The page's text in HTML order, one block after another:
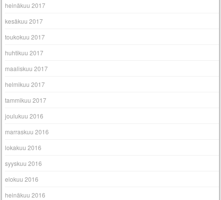
heinäkuu 2017
kesäkuu 2017
toukokuu 2017
huhtikuu 2017
maaliskuu 2017
helmikuu 2017
tammikuu 2017
joulukuu 2016
marraskuu 2016
lokakuu 2016
syyskuu 2016
elokuu 2016
heinäkuu 2016